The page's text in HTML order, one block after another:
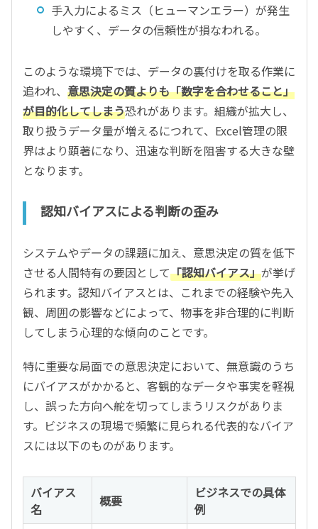
手入力によるミス（ヒューマンエラー）が発生
しやすく、データの信頼性が損なわれる。
このような環境下では、データの裏付けを取る作業に
追われ、 意思決定の質よりも「数字を合わせること」
が目的化してしまう恐れがあります。組織が拡大し、
取り扱うデータ量が増えるにつれて、Excel管理の限
界はより顕著になり、迅速な判断を阻害する大きな壁
となります。
認知バイアスによる判断の歪み
システムやデータの課題に加え、意思決定の質を低下
させる人間特有の要因として「認知バイアス」が挙げ
られます。認知バイアスとは、これまでの経験や先入
観、周囲の影響などによって、物事を非合理的に判断
してしまう心理的な傾向のことです。
特に重要な局面での意思決定において、無意識のうち
にバイアスがかかると、客観的なデータや事実を軽視
し、誤った方向へ舵を切ってしまうリスクがありま
す。ビジネスの現場で頻繁に見られる代表的なバイア
スには以下のものがあります。
バイアス
名
概要
ビジネスでの具体
例